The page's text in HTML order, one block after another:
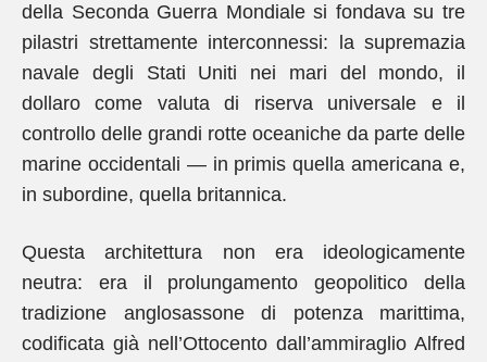
della Seconda Guerra Mondiale si fondava su tre
pilastri strettamente interconnessi: la supremazia
navale degli Stati Uniti nei mari del mondo, il
dollaro come valuta di riserva universale e il
controllo delle grandi rotte oceaniche da parte delle
marine occidentali — in primis quella americana e,
in subordine, quella britannica.
Questa architettura non era ideologicamente
neutra: era il prolungamento geopolitico della
tradizione anglosassone di potenza marittima,
codificata già nell’Ottocento dall’ammiraglio Alfred